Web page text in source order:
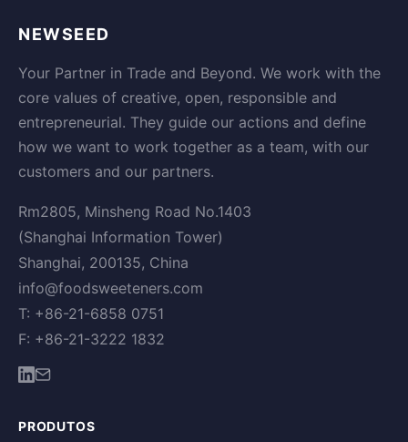
NEWSEED
Your Partner in Trade and Beyond. We work with the
core values of creative, open, responsible and
entrepreneurial. They guide our actions and define
how we want to work together as a team, with our
customers and our partners.
Rm2805, Minsheng Road No.1403
(Shanghai Information Tower)
Shanghai, 200135, China
info@foodsweeteners.com
T: +86-21-6858 0751
F: +86-21-3222 1832
PRODUTOS